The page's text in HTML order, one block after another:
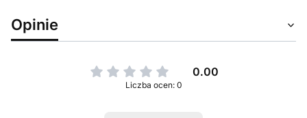
Opinie
0.00
Liczba ocen: 0